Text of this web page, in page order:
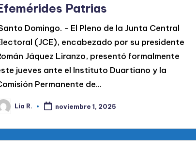
Patrias
Domingo. - El Pleno de la Junta Central
(JCE), encabezado por su presidente
Jáquez Liranzo, presentó formalmente
jueves ante el Instituto Duartiano y la
Permanente de…
Lia R. noviembre 1, 2025